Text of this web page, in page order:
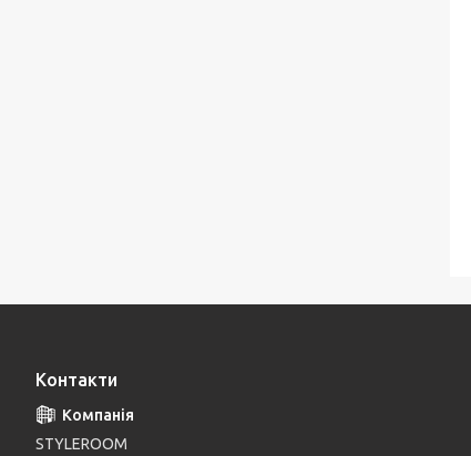
Контакти
STYLEROOM